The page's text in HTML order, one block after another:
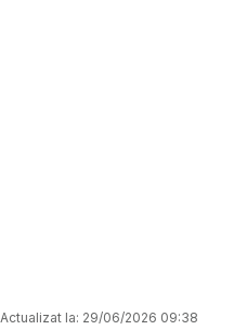
Actualizat la: 29/06/2026 09:38